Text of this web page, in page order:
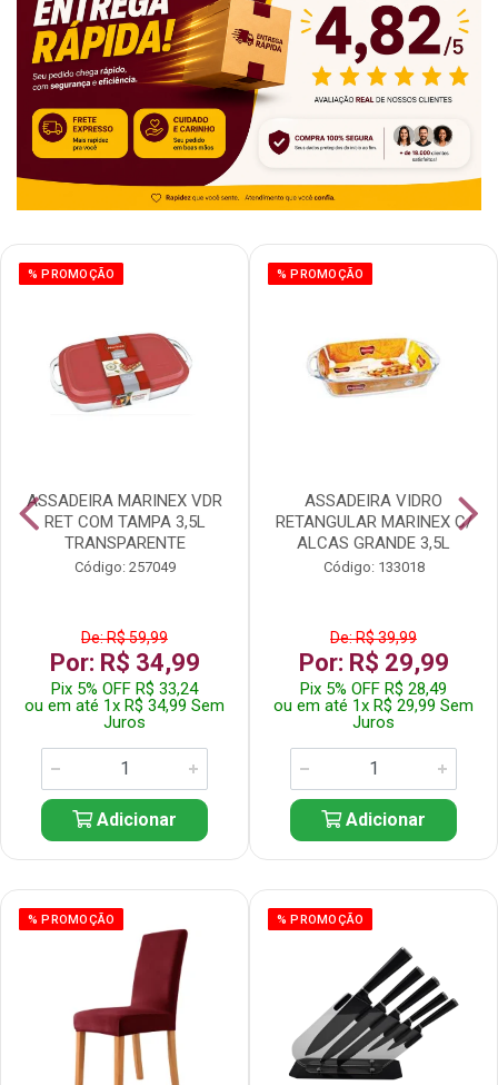
% PROMOÇÃO
ASSADEIRA MARINEX VDR
RET COM TAMPA 3,5L
TRANSPARENTE
Código: 257049
De: R$ 59,99
Por: R$ 34,99
Pix 5% OFF R$ 33,24
ou em até 1x R$ 34,99 Sem
Juros
Adicionar
% PROMOÇÃO
ASSADEIRA VIDRO
RETANGULAR MARINEX C/
ALCAS GRANDE 3,5L
Código: 133018
De: R$ 39,99
Por: R$ 29,99
Pix 5% OFF R$ 28,49
ou em até 1x R$ 29,99 Sem
Juros
Adicionar
% PROMOÇÃO % PROMOÇÃO